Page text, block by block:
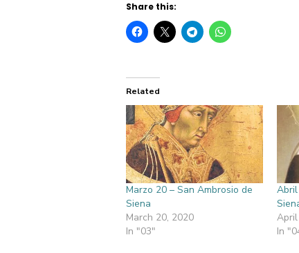
Share this:
Related
Marzo 20 – San Ambrosio de
Siena
March 20, 2020
In "03"
In